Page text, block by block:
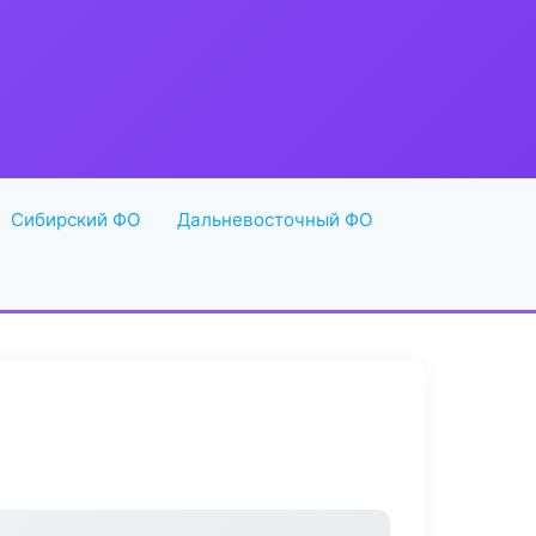
Сибирский ФО Дальневосточный ФО